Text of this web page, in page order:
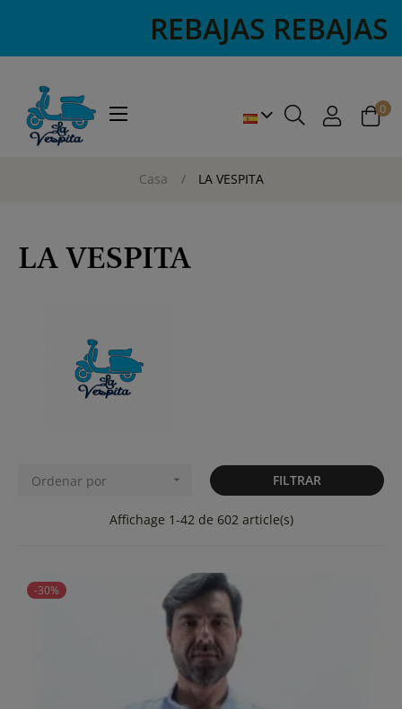
REBAJAS REBAJAS
Navegación
☰ 0
Casa LA VESPITA
LA VESPITA
Ordenar por  FILTRAR
Affichage 1-42 de 602 article(s)
-30%